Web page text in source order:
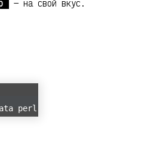
— на свой вкус.
perl